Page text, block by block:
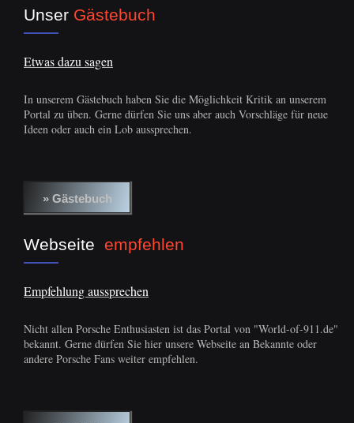
Unser Gästebuch
Etwas dazu sagen
In unserem Gästebuch haben Sie die Möglichkeit Kritik an unserem
Portal zu üben. Gerne dürfen Sie uns aber auch Vorschläge für neue
Ideen oder auch ein Lob aussprechen.
Webseite empfehlen
Empfehlung aussprechen
Nicht allen Porsche Enthusiasten ist das Portal von "World-of-911.de"
bekannt. Gerne dürfen Sie hier unsere Webseite an Bekannte oder
andere Porsche Fans weiter empfehlen.